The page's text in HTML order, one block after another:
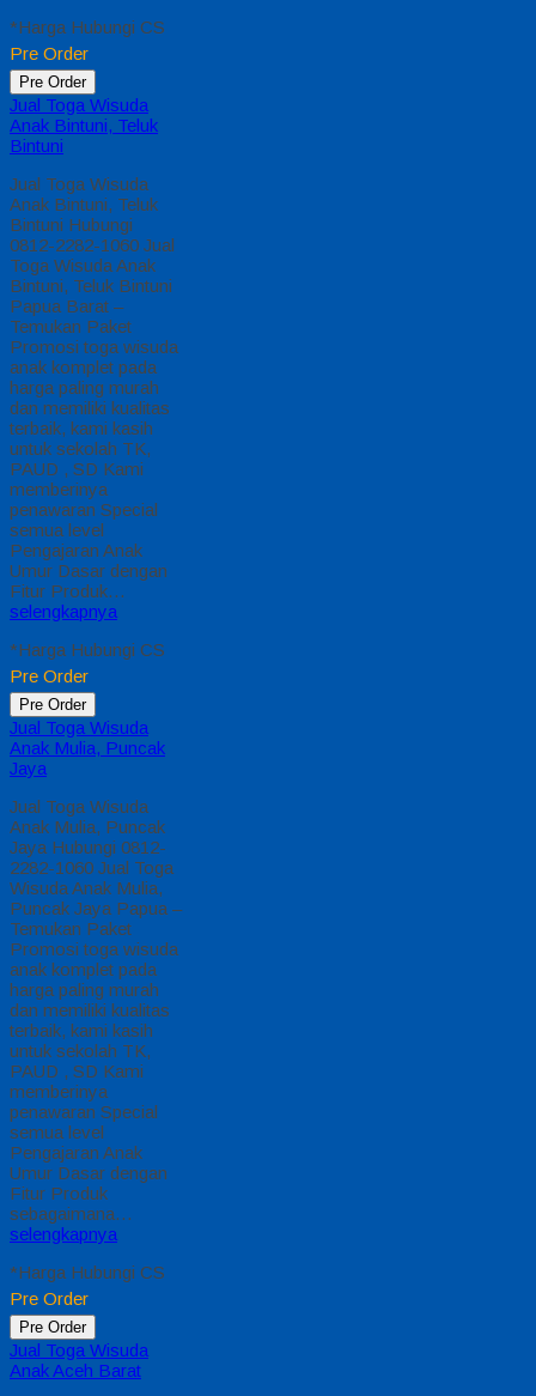
*Harga Hubungi CS
Pre Order
Pre Order
Jual Toga Wisuda
Anak Bintuni, Teluk
Bintuni
Jual Toga Wisuda
Anak Bintuni, Teluk
Bintuni Hubungi
0812-2282-1060 Jual
Toga Wisuda Anak
Bintuni, Teluk Bintuni
Papua Barat –
Temukan Paket
Promosi toga wisuda
anak komplet pada
harga paling murah
dan memiliki kualitas
terbaik, kami kasih
untuk sekolah TK,
PAUD , SD Kami
memberinya
penawaran Special
semua level
Pengajaran Anak
Umur Dasar dengan
Fitur Produk…
selengkapnya
*Harga Hubungi CS
Pre Order
Pre Order
Jual Toga Wisuda
Anak Mulia, Puncak
Jaya
Jual Toga Wisuda
Anak Mulia, Puncak
Jaya Hubungi 0812-
2282-1060 Jual Toga
Wisuda Anak Mulia,
Puncak Jaya Papua –
Temukan Paket
Promosi toga wisuda
anak komplet pada
harga paling murah
dan memiliki kualitas
terbaik, kami kasih
untuk sekolah TK,
PAUD , SD Kami
memberinya
penawaran Special
semua level
Pengajaran Anak
Umur Dasar dengan
Fitur Produk
sebagaimana…
selengkapnya
*Harga Hubungi CS
Pre Order
Pre Order
Jual Toga Wisuda
Anak Aceh Barat